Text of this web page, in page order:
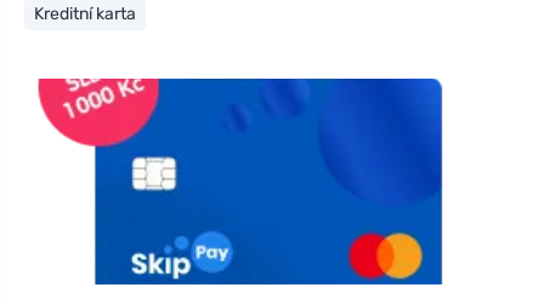
Kreditní karta